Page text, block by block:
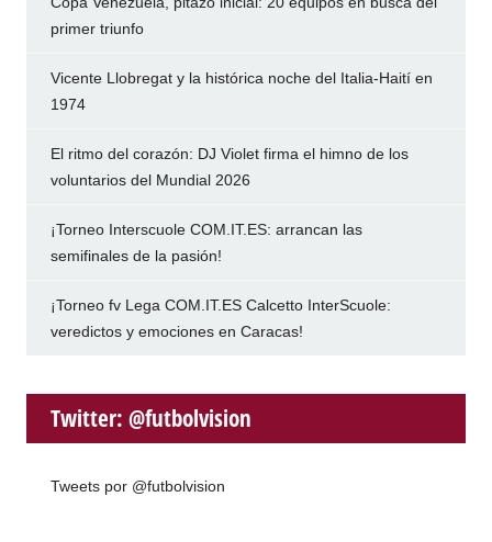
primer triunfo
Vicente Llobregat y la histórica noche del Italia-Haití en
1974
El ritmo del corazón: DJ Violet firma el himno de los
voluntarios del Mundial 2026
¡Torneo Interscuole COM.IT.ES: arrancan las
semifinales de la pasión!
¡Torneo fv Lega COM.IT.ES Calcetto InterScuole:
veredictos y emociones en Caracas!
Twitter: @futbolvision
Tweets por @futbolvision